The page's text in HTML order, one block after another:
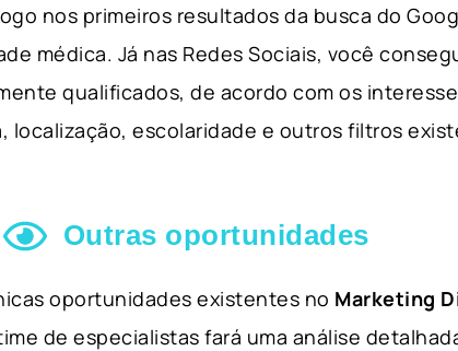
nos primeiros resultados da busca do
médica. Já nas Redes Sociais, você
qualificados, de acordo com os
localização, escolaridade e outros filtros
Outras oportunidades
oportunidades existentes no Marketing
de especialistas fará uma análise